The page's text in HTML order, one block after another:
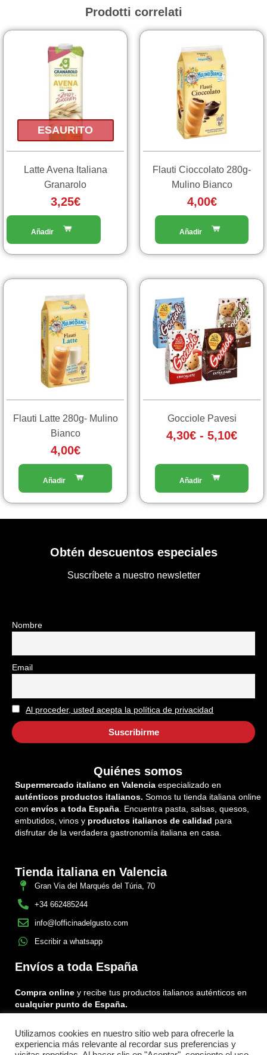
Prodotti correlati
ESAURITO
Latte Avena Italiana
Granarolo
3,25€
Flauti Cioccolato 280g-
Mulino Bianco
4,00€
Flauti Latte 280g- Mulino
Bianco
4,00€
Gocciole Pavesi
4,30€ - 5,10€
di
da
4,30€
a
5,10€
prodotto
più
varianti.
opzioni
possono
pagina
prodotto
Obtén descuentos especiales
Suscríbete a nuestro newsletter
Nombre
Email
Al proceder, usted acepta la política de privacidad
Quiénes somos
Supermercado italiano en Valencia especializado en
auténticos productos italianos. Somos tu tienda italiana online
con envíos a toda España . Encuentra pasta, salsas, quesos,
embutidos, vinos y productos italianos de calidad para
disfrutar de la verdadera gastronomía italiana en casa.
Tienda italiana en Valencia
Gran Via del Marqués del Túria, 70
+34 662485244
info@lofficinadelgusto.com
Escribir a whatsapp
Envíos a toda España
Compra online y recibe tus productos italianos auténticos en
cualquier punto de España.
Encuéntranos en:
Utilizamos cookies en nuestro sitio web para ofrecerle la
experiencia más relevante al recordar sus preferencias y